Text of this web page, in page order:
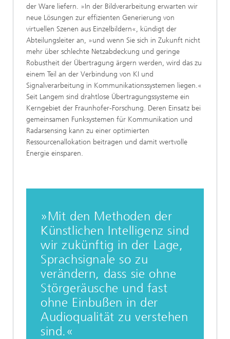
der Ware liefern. »In der Bildverarbeitung erwarten wir
neue Lösungen zur effizienten Generierung von
virtuellen Szenen aus Einzelbildern«, kündigt der
Abteilungsleiter an, »und wenn Sie sich in Zukunft nicht
mehr über schlechte Netzabdeckung und geringe
Robustheit der Übertragung ärgern werden, wird das zu
einem Teil an der Verbindung von KI und
Signalverarbeitung in Kommunikationssystemen liegen.«
Seit Langem sind drahtlose Übertragungssysteme ein
Kerngebiet der Fraunhofer-Forschung. Deren Einsatz bei
gemeinsamen Funksystemen für Kommunikation und
Radarsensing kann zu einer optimierten
Ressourcenallokation beitragen und damit wertvolle
Energie einsparen.
»Mit den Methoden der
Künstlichen Intelligenz sind
wir zukünftig in der Lage,
Sprachsignale so zu
verändern, dass sie ohne
Störgeräusche und fast
ohne Einbußen in der
Audioqualität zu verstehen
sind.«